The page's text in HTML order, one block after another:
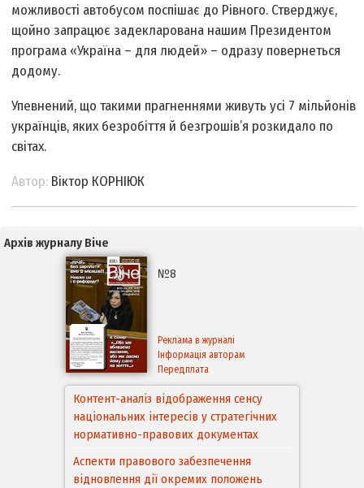
можливості автобусом поспішає до Рівного. Стверджує,
щойно запрацює задекларована нашим Президентом
програма «Україна – для людей» – одразу повернеться
додому.
Упевнений, що такими прагненнями живуть усі 7 мільйонів
українців, яких безробіття й безгрошів’я розкидало по
світах.
Автор: Віктор КОРНІЮК
Архів журналу Віче
№8
Реклама в журналі
Інформація авторам
Передплата
Контент-аналіз відображення сенсу
національних інтересів у стратегічних
нормативно-правових документах
Аспекти правового забезпечення
відновлення дії окремих положень